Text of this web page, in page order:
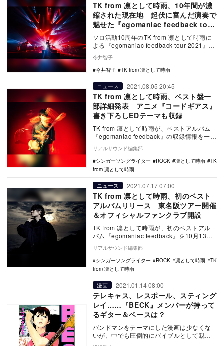
TK from 凛として時雨、10年間が濃
縮された現在地 起伏に富んだ演奏で
魅せた『egomaniac feedback tour
2021』ファイナル
ソロ活動10周年のTK from 凛として時雨に
よる『egomaniac feedback tour 2021』と
題した東名阪ツ…
今井智子
今井智子
TK from 凛として時雨
ニュース 2021.08.05 20:45
TK from 凛として時雨、ベスト盤一
部詳細発表 アニメ『コードギアス』
書き下ろしEDテーマも収録
TK from 凛として時雨が、ベストアルバム
『egomaniac feedback』の収録情報を一部
公開。CDの予約受付もスタ…
リアルサウンド編集部
シンガーソングライター
ROCK 凛として時雨
TK
from 凛として時雨
ニュース 2021.07.17 07:00
TK from 凛として時雨、初のベスト
アルバムリリース 東名阪ツアー開催
＆オフィシャルファンクラブ開設
TK from 凛として時雨が、初のベストアル
バム『egomaniac feedback』を10月13日
にリリースする。 同…
リアルサウンド編集部
シンガーソングライター
ROCK 凛として時雨
TK
from 凛として時雨
漫画 2021.01.14 08:00
テレキャス、レスポール、スティング
レイ……『BECK』メンバーが持って
るギター＆ベースは？
バンドマンをテーマにした漫画は少なくな
いが、中でも圧倒的にバイブルとして親し